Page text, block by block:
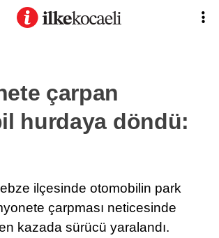
çarpan
hurdaya döndü:
ilçesinde otomobilin park
çarpması neticesinde
kazada sürücü yaralandı.